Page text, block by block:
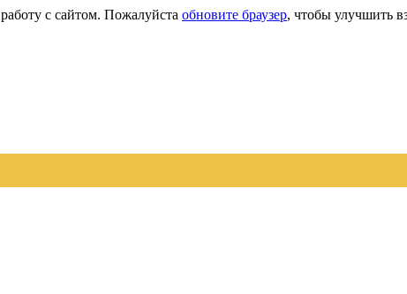
с сайтом. Пожалуйста обновите браузер, чтобы улучшить